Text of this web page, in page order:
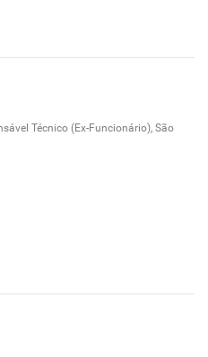
Técnico (Ex-Funcionário), São